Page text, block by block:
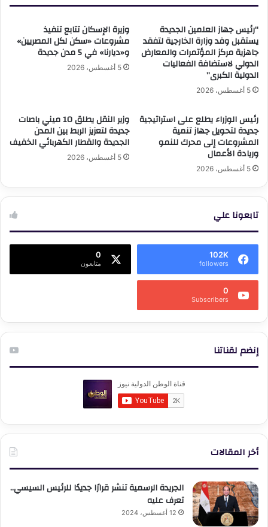
“رئيس جهاز العلمين الجديدة
يستقبل وفد وزارة الخارجية لتفقد
جاهزية مركز المؤتمرات والمعارض
الدولي لاستضافة الفعاليات
الدولية الكبرى”
5 أغسطس، 2026
وزيرة الإسكان تتابع تنفيذ
مشروعات «سكن لكل المصريين»
و«ديارنا» في 5 مدن جديدة
5 أغسطس، 2026
رئيس الوزراء يطلع على استراتيجية
جديدة لتحويل جهاز تنمية
المشروعات إلى محرك للنمو
وريادة الأعمال
5 أغسطس، 2026
وزير النقل يطلق 10 ميني باصات
جديدة لتعزيز الربط بين المدن
الجديدة والقطار الكهربائي الخفيف
5 أغسطس، 2026
تابعونا علي
102K
followers
0
متابعون
0
Subscribers
إنضم لقناتنا
أخر المقالات
الجريدة الرسمية تنشر قرارًا جديدًا للرئيس السيسي..
تعرف عليه
12 أغسطس، 2024